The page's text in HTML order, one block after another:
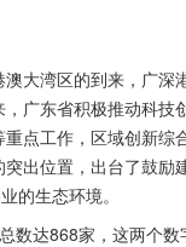
大湾区的到来，广深
广东省积极推动科技
点工作，区域创新综
出位置，出台了鼓励
的生态环境。
数达868家，这两个